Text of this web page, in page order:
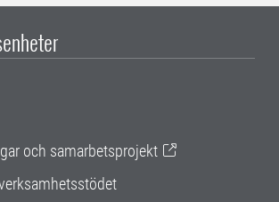
och samarbetsprojekt